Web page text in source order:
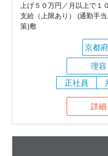
上げ５０万円／月以上で１
支給（上限あり） (通勤手
策)敷
京都府
理
正社員
詳